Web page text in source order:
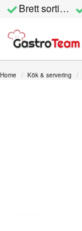
Brett sortiment
Home Kök & servering